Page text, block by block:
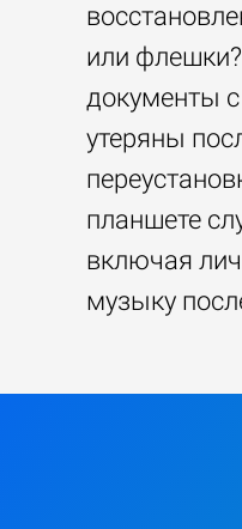
или
документы
утеряны
планшете
включая
музыку